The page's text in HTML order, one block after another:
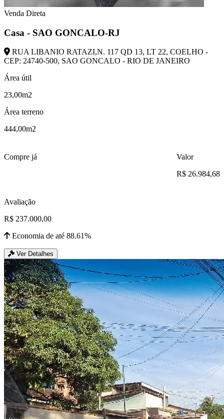
Venda Direta
Casa - SAO GONCALO-RJ
RUA LIBANIO RATAZI,N. 117 QD 13, LT 22, COELHO -
CEP: 24740-500, SAO GONCALO - RIO DE JANEIRO
Área útil
23,00m2
Área terreno
444,00m2
Compre já
Valor
R$ 26.984,68
Avaliação
R$ 237.000,00
Economia de até 88.61%
Ver Detalhes